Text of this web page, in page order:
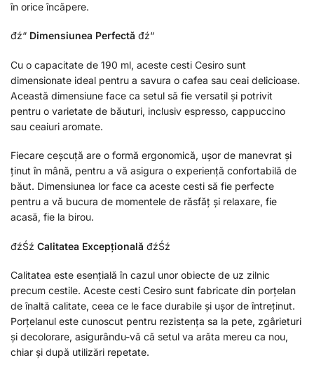
în orice încăpere.
đź“ Dimensiunea Perfectă đź“
Cu o capacitate de 190 ml, aceste cesti Cesiro sunt
dimensionate ideal pentru a savura o cafea sau ceai delicioase.
Această dimensiune face ca setul să fie versatil și potrivit
pentru o varietate de băuturi, inclusiv espresso, cappuccino
sau ceaiuri aromate.
Fiecare ceșcuță are o formă ergonomică, ușor de manevrat și
ținut în mână, pentru a vă asigura o experiență confortabilă de
băut. Dimensiunea lor face ca aceste cesti să fie perfecte
pentru a vă bucura de momentele de răsfăț și relaxare, fie
acasă, fie la birou.
đźŚź Calitatea Excepțională đźŚź
Calitatea este esențială în cazul unor obiecte de uz zilnic
precum cestile. Aceste cesti Cesiro sunt fabricate din porțelan
de înaltă calitate, ceea ce le face durabile și ușor de întreținut.
Porțelanul este cunoscut pentru rezistența sa la pete, zgârieturi
și decolorare, asigurându-vă că setul va arăta mereu ca nou,
chiar și după utilizări repetate.